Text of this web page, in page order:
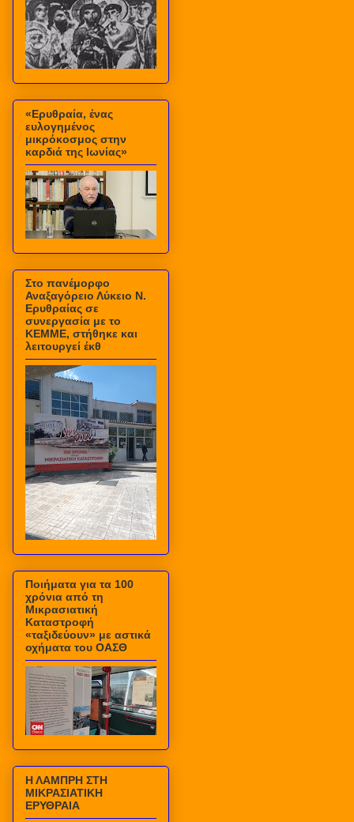
«Ερυθραία, ένας
ευλογημένος
μικρόκοσμος στην
καρδιά της Ιωνίας»
Στο πανέμορφο
Αναξαγόρειο Λύκειο Ν.
Ερυθραίας σε
συνεργασία με το
ΚΕΜΜΕ, στήθηκε και
λειτουργεί έκθ
Ποιήματα για τα 100
χρόνια από τη
Μικρασιατική
Καταστροφή
«ταξιδεύουν» με αστικά
οχήματα του ΟΑΣΘ
Η ΛΑΜΠΡΗ ΣΤΗ
ΜΙΚΡΑΣΙΑΤΙΚΗ
ΕΡΥΘΡΑΙΑ